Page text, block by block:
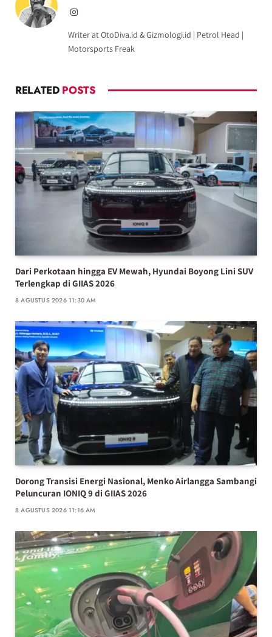
Instagram
Writer at OtoDiva.id & Gizmologi.id | Petrol Head |
Motorsports Freak
RELATED POSTS
Dari Perkotaan hingga EV Mewah, Hyundai Boyong Lini SUV
Terlengkap di GIIAS 2026
8 AGUSTUS 2026 11:30 AM
Dorong Transisi Energi Nasional, Menko Airlangga Sambangi
Peluncuran IONIQ 9 di GIIAS 2026
8 AGUSTUS 2026 11:16 AM